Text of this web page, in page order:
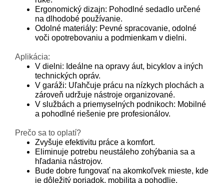
Ergonomický dizajn: Pohodlné sedadlo určené
na dlhodobé používanie.
Odolné materiály: Pevné spracovanie, odolné
voči opotrebovaniu a podmienkam v dielni.
Aplikácia:
V dielni: Ideálne na opravy áut, bicyklov a iných
technických opráv.
V garáži: Uľahčuje prácu na nízkych plochách a
zároveň udržuje nástroje organizované.
V službách a priemyselných podnikoch: Mobilné
a pohodlné riešenie pre profesionálov.
Prečo sa to oplatí?
Zvyšuje efektivitu práce a komfort.
Eliminuje potrebu neustáleho zohýbania sa a
hľadania nástrojov.
Bude dobre fungovať na akomkoľvek mieste, kde
je dôležitý poriadok, mobilita a pohodlie.